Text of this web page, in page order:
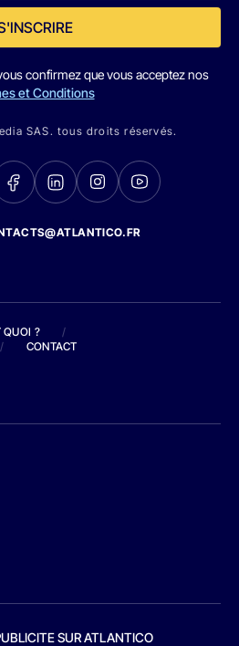
confirmez que vous acceptez nos
et Conditions
SAS. tous droits réservés.
QUOI ?
/
/ CONTACT
SUR ATLANTICO